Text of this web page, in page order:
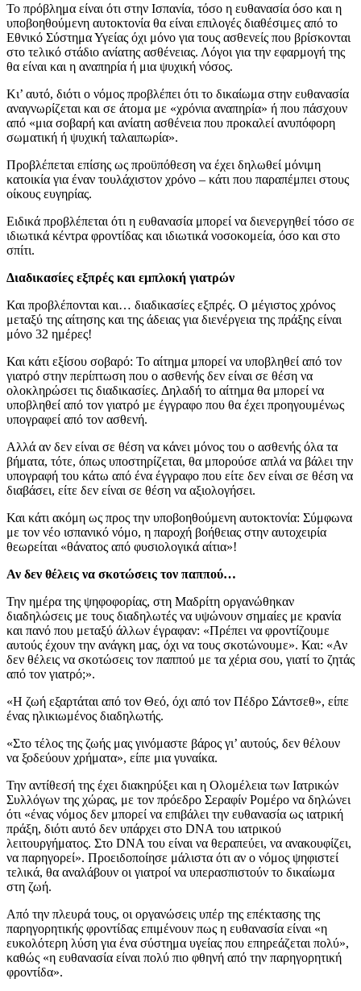
Το πρόβλημα είναι ότι στην Ισπανία, τόσο η ευθανασία όσο και η
υποβοηθούμενη αυτοκτονία θα είναι επιλογές διαθέσιμες από το
Εθνικό Σύστημα Υγείας όχι μόνο για τους ασθενείς που βρίσκονται
στο τελικό στάδιο ανίατης ασθένειας. Λόγοι για την εφαρμογή της
θα είναι και η αναπηρία ή μια ψυχική νόσος.
Κι’ αυτό, διότι ο νόμος προβλέπει ότι το δικαίωμα στην ευθανασία
αναγνωρίζεται και σε άτομα με «χρόνια αναπηρία» ή που πάσχουν
από «μια σοβαρή και ανίατη ασθένεια που προκαλεί ανυπόφορη
σωματική ή ψυχική ταλαιπωρία».
Προβλέπεται επίσης ως προϋπόθεση να έχει δηλωθεί μόνιμη
κατοικία για έναν τουλάχιστον χρόνο – κάτι που παραπέμπει στους
οίκους ευγηρίας.
Ειδικά προβλέπεται ότι η ευθανασία μπορεί να διενεργηθεί τόσο σε
ιδιωτικά κέντρα φροντίδας και ιδιωτικά νοσοκομεία, όσο και στο
σπίτι.
Διαδικασίες εξπρές και εμπλοκή γιατρών
Και προβλέπονται και… διαδικασίες εξπρές. Ο μέγιστος χρόνος
μεταξύ της αίτησης και της άδειας για διενέργεια της πράξης είναι
μόνο 32 ημέρες!
Και κάτι εξίσου σοβαρό: Το αίτημα μπορεί να υποβληθεί από τον
γιατρό στην περίπτωση που ο ασθενής δεν είναι σε θέση να
ολοκληρώσει τις διαδικασίες. Δηλαδή το αίτημα θα μπορεί να
υποβληθεί από τον γιατρό με έγγραφο που θα έχει προηγουμένως
υπογραφεί από τον ασθενή.
Αλλά αν δεν είναι σε θέση να κάνει μόνος του ο ασθενής όλα τα
βήματα, τότε, όπως υποστηρίζεται, θα μπορούσε απλά να βάλει την
υπογραφή του κάτω από ένα έγγραφο που είτε δεν είναι σε θέση να
διαβάσει, είτε δεν είναι σε θέση να αξιολογήσει.
Και κάτι ακόμη ως προς την υποβοηθούμενη αυτοκτονία: Σύμφωνα
με τον νέο ισπανικό νόμο, η παροχή βοήθειας στην αυτοχειρία
θεωρείται «θάνατος από φυσιολογικά αίτια»!
Αν δεν θέλεις να σκοτώσεις τον παππού…
Την ημέρα της ψηφοφορίας, στη Μαδρίτη οργανώθηκαν
διαδηλώσεις με τους διαδηλωτές να υψώνουν σημαίες με κρανία
και πανό που μεταξύ άλλων έγραφαν: «Πρέπει να φροντίζουμε
αυτούς έχουν την ανάγκη μας, όχι να τους σκοτώνουμε». Και: «Αν
δεν θέλεις να σκοτώσεις τον παππού με τα χέρια σου, γιατί το ζητάς
από τον γιατρό;».
«Η ζωή εξαρτάται από τον Θεό, όχι από τον Πέδρο Σάντσεθ», είπε
ένας ηλικιωμένος διαδηλωτής.
«Στο τέλος της ζωής μας γινόμαστε βάρος γι’ αυτούς, δεν θέλουν
να ξοδεύουν χρήματα», είπε μια γυναίκα.
Την αντίθεσή της έχει διακηρύξει και η Ολομέλεια των Ιατρικών
Συλλόγων της χώρας, με τον πρόεδρο Σεραφίν Ρομέρο να δηλώνει
ότι «ένας νόμος δεν μπορεί να επιβάλει την ευθανασία ως ιατρική
πράξη, διότι αυτό δεν υπάρχει στο DNA του ιατρικού
λειτουργήματος. Στο DNA του είναι να θεραπεύει, να ανακουφίζει,
να παρηγορεί». Προειδοποίησε μάλιστα ότι αν ο νόμος ψηφιστεί
τελικά, θα αναλάβουν οι γιατροί να υπερασπιστούν το δικαίωμα
στη ζωή.
Από την πλευρά τους, οι οργανώσεις υπέρ της επέκτασης της
παρηγορητικής φροντίδας επιμένουν πως η ευθανασία είναι «η
ευκολότερη λύση για ένα σύστημα υγείας που επηρεάζεται πολύ»,
καθώς «η ευθανασία είναι πολύ πιο φθηνή από την παρηγορητική
φροντίδα».